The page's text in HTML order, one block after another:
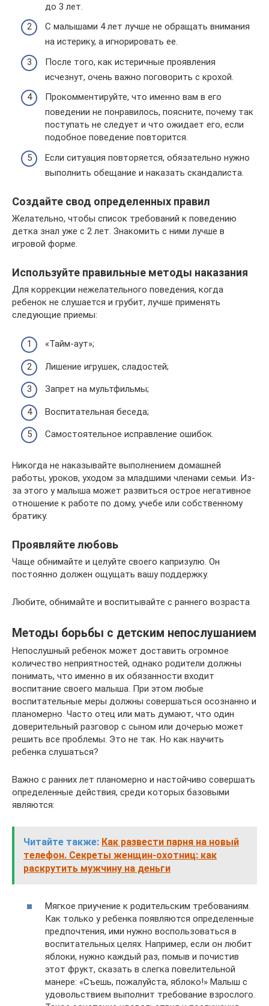
до 3 лет.
С малышами 4 лет лучше не обращать внимания
на истерику, а игнорировать ее.
После того, как истеричные проявления
исчезнут, очень важно поговорить с крохой.
Прокомментируйте, что именно вам в его
поведении не понравилось, поясните, почему так
поступать не следует и что ожидает его, если
подобное поведение повторится.
Если ситуация повторяется, обязательно нужно
выполнить обещание и наказать скандалиста.
Создайте свод определенных правил
Желательно, чтобы список требований к поведению
детка знал уже с 2 лет. Знакомить с ними лучше в
игровой форме.
Используйте правильные методы наказания
Для коррекции нежелательного поведения, когда
ребенок не слушается и грубит, лучше применять
следующие приемы:
«Тайм-аут»;
Лишение игрушек, сладостей;
Запрет на мультфильмы;
Воспитательная беседа;
Самостоятельное исправление ошибок.
Никогда не наказывайте выполнением домашней
работы, уроков, уходом за младшими членами семьи. Из-
за этого у малыша может развиться острое негативное
отношение к работе по дому, учебе или собственному
братику.
Проявляйте любовь
Чаще обнимайте и целуйте своего капризулю. Он
постоянно должен ощущать вашу поддержку.
Любите, обнимайте и воспитывайте с раннего возраста
Методы борьбы с детским непослушанием
Непослушный ребенок может доставить огромное
количество неприятностей, однако родители должны
понимать, что именно в их обязанности входит
воспитание своего малыша. При этом любые
воспитательные меры должны совершаться осознанно и
планомерно. Часто отец или мать думают, что один
доверительный разговор с сыном или дочерью может
решить все проблемы. Это не так. Но как научить
ребенка слушаться?
Важно с ранних лет планомерно и настойчиво совершать
определенные действия, среди которых базовыми
являются:
Читайте также: Как развести парня на новый
телефон. Секреты женщин-охотниц: как
раскрутить мужчину на деньги
Мягкое приучение к родительским требованиям.
Как только у ребенка появляются определенные
предпочтения, ими нужно воспользоваться в
воспитательных целях. Например, если он любит
яблоки, нужно каждый раз, помыв и почистив
этот фрукт, сказать в слегка повелительной
манере: «Съешь, пожалуйста, яблоко!» Малыш с
удовольствием выполнит требование взрослого.